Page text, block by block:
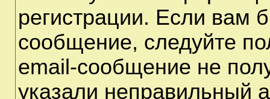
регистрации. Если вам
сообщение, следуйте
email-сообщение не
указали неправильный